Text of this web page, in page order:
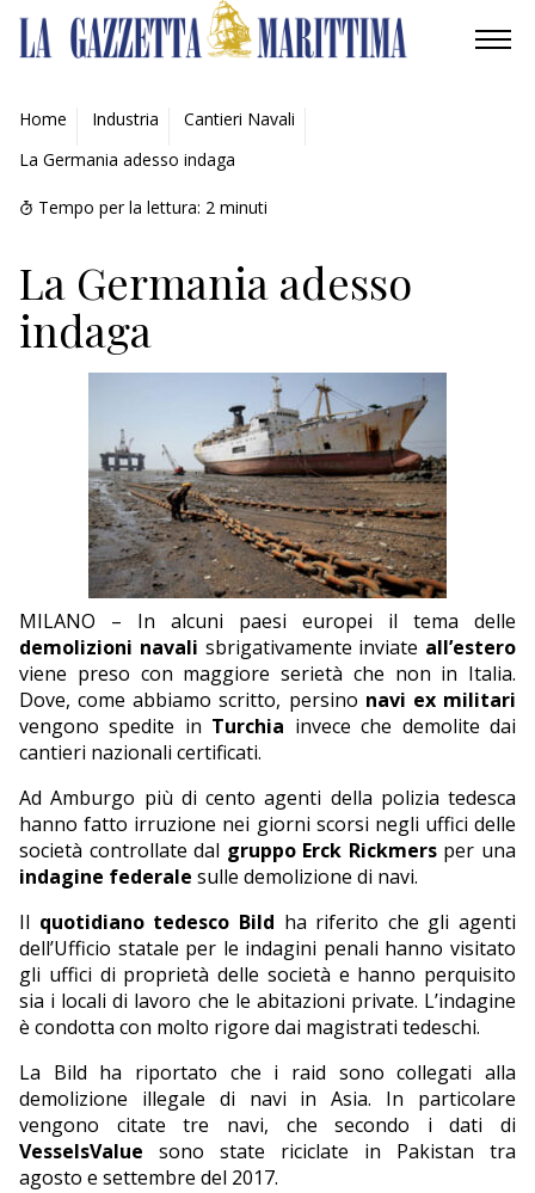
AMBIENTE
MOBILITÀ
INDUSTRIA
RICERCA
ECONOMIA
CULTURA
NAUTICA
EDITORIALI
Home Industria
Cantieri Navali
La Germania adesso indaga
Tempo per la lettura: 2 minuti
La Germania adesso
indaga
MILANO – In alcuni paesi europei il tema delle
demolizioni navali sbrigativamente inviate all’estero
viene preso con maggiore serietà che non in Italia.
Dove, come abbiamo scritto, persino navi ex militari
vengono spedite in Turchia invece che demolite dai
cantieri nazionali certificati.
Ad Amburgo più di cento agenti della polizia tedesca
hanno fatto irruzione nei giorni scorsi negli uffici delle
società controllate dal gruppo Erck Rickmersper una
indagine federale sulle demolizione di navi.
Il quotidiano tedesco Bild ha riferito che gli agenti
dell’Ufficio statale per le indagini penali hanno visitato
gli uffici di proprietà delle società e hanno perquisito
sia i locali di lavoro che le abitazioni private. L’indagine
è condotta con molto rigore dai magistrati tedeschi.
La Bild ha riportato che i raid sono collegati alla
demolizione illegale di navi in Asia. In particolare
vengono citate tre navi, che secondo i dati di
VesselsValue
sono state riciclate in Pakistan tra
agosto e settembre del 2017.